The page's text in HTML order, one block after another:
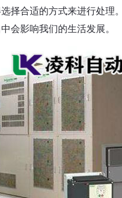
择合适的方式来进行处理
会影响我们的生活发展。